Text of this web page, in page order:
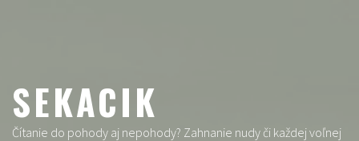
SEKACIK
Čítanie do pohody aj nepohody? Zahnanie nudy či každej voľnej